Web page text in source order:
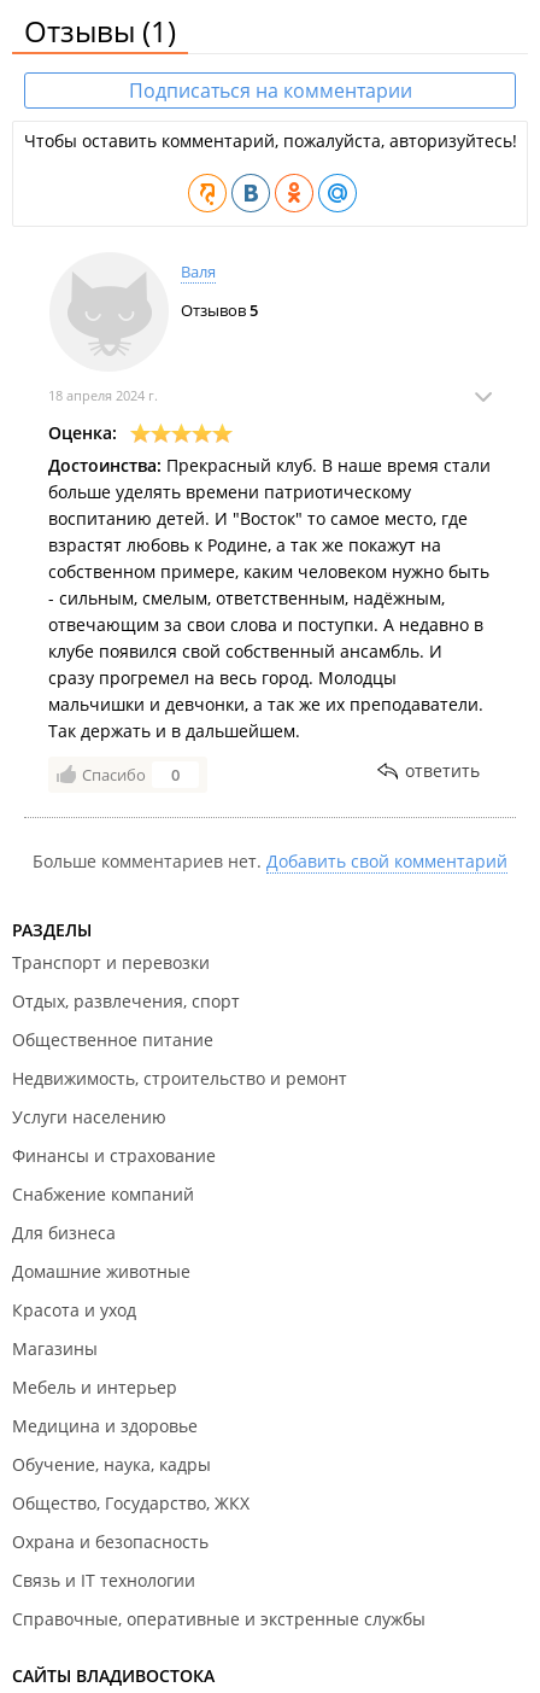
Отзывы (1)
Подписаться на комментарии
Чтобы оставить комментарий, пожалуйста, авторизуйтесь!
Валя
Отзывов5
18 апреля 2024 г.
Оценка:
Достоинства: Прекрасный клуб. В наше время стали
больше уделять времени патриотическому
воспитанию детей. И "Восток" то самое место, где
взрастят любовь к Родине, а так же покажут на
собственном примере, каким человеком нужно быть
- сильным, смелым, ответственным, надёжным,
отвечающим за свои слова и поступки. А недавно в
клубе появился свой собственный ансамбль. И
сразу прогремел на весь город. Молодцы
мальчишки и девчонки, а так же их преподаватели.
Так держать и в дальшейшем.
Спасибо 0 ответить
Больше комментариев нет. Добавить свой комментарий
РАЗДЕЛЫ
Транспорт и перевозки
Отдых, развлечения, спорт
Общественное питание
Недвижимость, строительство и ремонт
Услуги населению
Финансы и страхование
Снабжение компаний
Для бизнеса
Домашние животные
Красота и уход
Магазины
Мебель и интерьер
Медицина и здоровье
Обучение, наука, кадры
Общество, Государство, ЖКХ
Охрана и безопасность
Связь и IT технологии
Справочные, оперативные и экстренные службы
САЙТЫ ВЛАДИВОСТОКА